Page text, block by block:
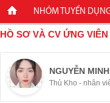
NHÓM TUYỂN
HỒ SƠ VÀ CV ỨNG
NGUYỄN
Thủ Kho - nhân